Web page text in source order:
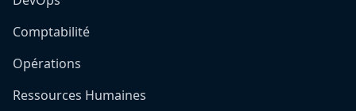
Comptabilité
Opérations
Ressources Humaines